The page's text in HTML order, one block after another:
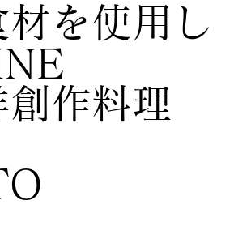
を使用し
創作料理